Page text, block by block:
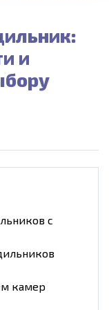
и
с
камер